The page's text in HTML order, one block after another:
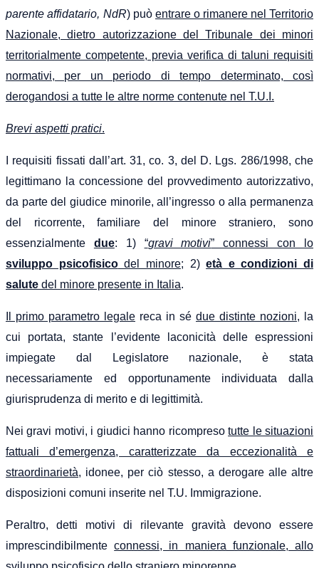
parente affidatario, NdR) può entrare o rimanere nel Territorio
Nazionale, dietro autorizzazione del Tribunale dei minori
territorialmente competente, previa verifica di taluni requisiti
normativi, per un periodo di tempo determinato, così
derogandosi a tutte le altre norme contenute nel T.U.I.
Brevi aspetti pratici.
I requisiti fissati dall’art. 31, co. 3, del D. Lgs. 286/1998, che
legittimano la concessione del provvedimento autorizzativo,
da parte del giudice minorile, all’ingresso o alla permanenza
del ricorrente, familiare del minore straniero, sono
essenzialmente due: 1) “gravi motivi” connessi con lo
sviluppo psicofisicodel minore; 2)età e condizioni di
salute del minore presente in Italia.
Il primo parametro legale reca in sé due distinte nozioni, la
cui portata, stante l’evidente laconicità delle espressioni
impiegate dal Legislatore nazionale, è stata
necessariamente ed opportunamente individuata dalla
giurisprudenza di merito e di legittimità.
Nei gravi motivi, i giudici hanno ricompresotutte le situazioni
fattuali d’emergenza, caratterizzate da eccezionalità e
straordinarietà, idonee, per ciò stesso, a derogare alle altre
disposizioni comuni inserite nel T.U. Immigrazione.
Peraltro, detti motivi di rilevante gravità devono essere
imprescindibilmenteconnessi, in maniera funzionale, allo